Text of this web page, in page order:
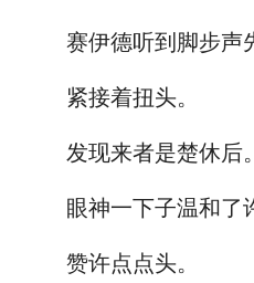
赛伊德听到脚步声
紧接着扭头。
发现来者是楚休后。
眼神一下子温和了
赞许点点头。